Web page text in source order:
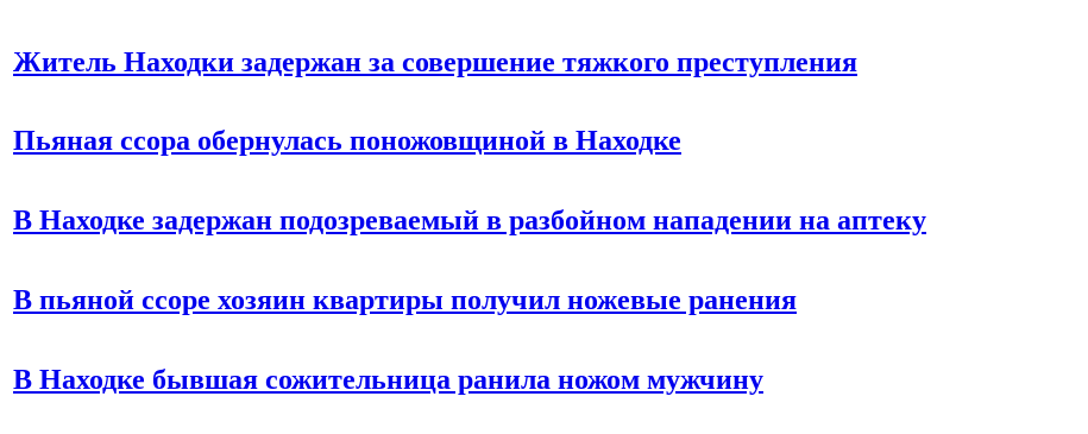
Житель Находки задержан за совершение тяжкого преступления
Пьяная ссора обернулась поножовщиной в Находке
В Находке задержан подозреваемый в разбойном нападении на аптеку
В пьяной ссоре хозяин квартиры получил ножевые ранения
В Находке бывшая сожительница ранила ножом мужчину